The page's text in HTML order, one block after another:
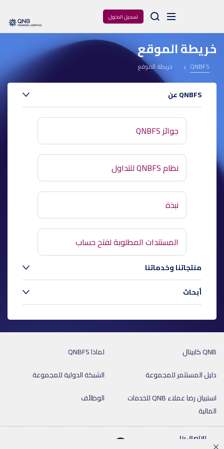
تسجيل الدخول Arama
خريطة الموقع
QNBFS خريطة الموقع
عن QNBFS
جوائز QNBFS
نظام QNBFS للتداول
نبذة
المستندات المطلوبة لفتح حساب
منتجاتنا وخدماتنا
أبحاث
لماذا QNBFS
QNB كابيتال
الشبكة الدولية للمجموعة
دليل المستثمر للمجموعة
الوظائف
استبيان رضا عملاء QNB للخدمات
المالية
للإتصال بنا